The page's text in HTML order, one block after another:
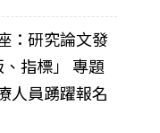
：研究論文發
指標」 專題
人員踴躍報名